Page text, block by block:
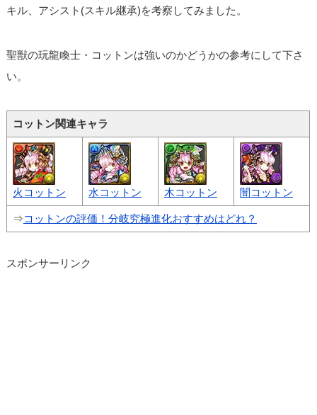
キル、アシスト(スキル継承)を考察してみました。
聖獣の玩龍喚士・コットンは強いのかどうかの参考にして下さ
い。
コットン関連キャラ
火コットン 水コットン 木コットン 闇コットン
⇒コットンの評価！分岐究極進化おすすめはどれ？
スポンサーリンク